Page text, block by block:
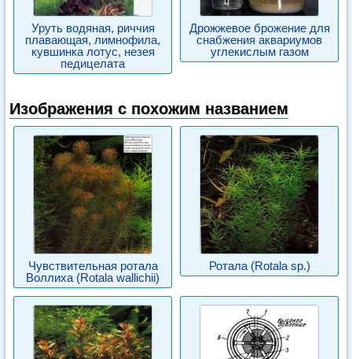
Уруть водяная, риччия
плавающая, лимнофила,
кувшинка лотус, незея
педицелата
Дрожжевое брожение для
снабжения аквариумов
углекислым газом
Изображения с похожим названием
Чувствительная ротала
Воллиха (Rotala wallichii)
Ротала (Rotala sp.)